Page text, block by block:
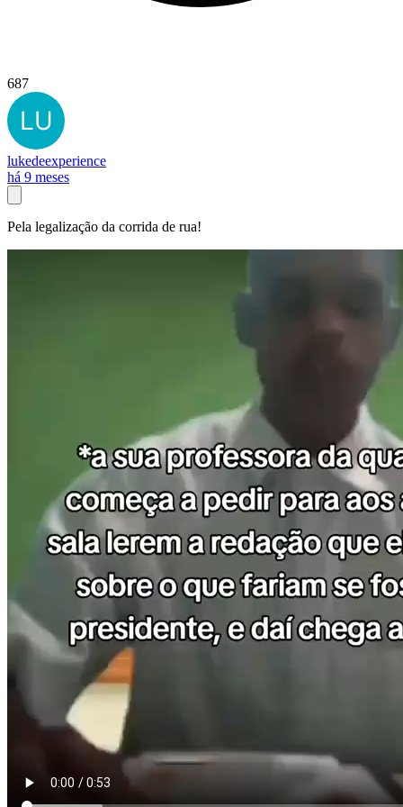
687
lukedeexperience
há 9 meses
Pela legalização da corrida de rua!